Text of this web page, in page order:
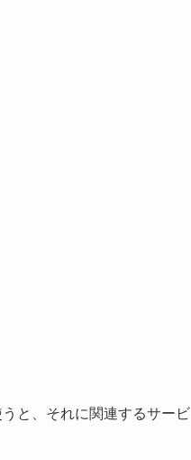
と、それに関連するサービ